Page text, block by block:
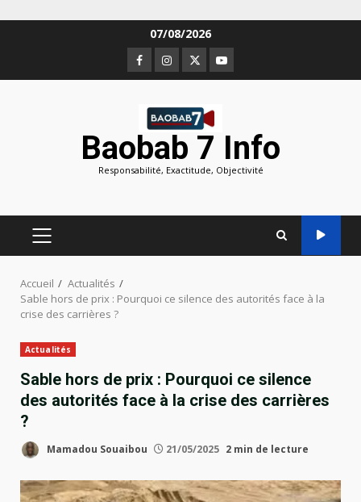
07/08/2026
Facebook
Instagram
TwitterYoutube
Baobab 7 Info
Responsabilité, Exactitude, Objectivité
MENU
PRINCIPAL
Accueil
Actualités
Sable hors de prix : Pourquoi ce silence des autorités face à la
crise des carrières ?
Actualités
Sable hors de prix : Pourquoi ce silence
des autorités face à la crise des carrières
?
Mamadou Souaibou 21/05/2025 2 min de lecture